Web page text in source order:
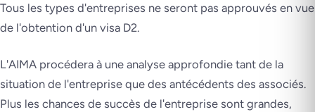
Tous les types d'entreprises ne seront pas approuvés en vue
de l'obtention d'un visa D2.
L'AIMA procédera à une analyse approfondie tant de la
situation de l'entreprise que des antécédents des associés.
Plus les chances de succès de l'entreprise sont grandes,